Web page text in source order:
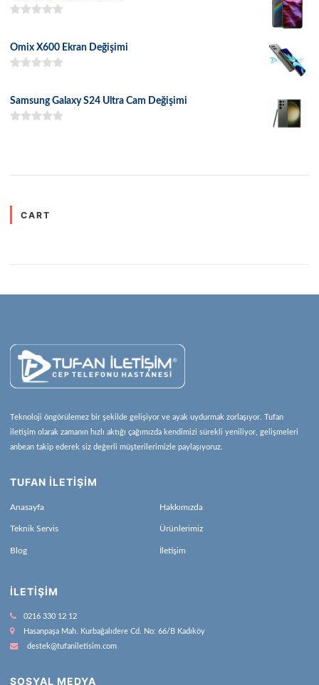
Omix X600 Ekran Değişimi
Samsung Galaxy S24 Ultra Cam Değişimi
CART
Teknoloji öngörülemez bir şekilde gelişiyor ve ayak uydurmak zorlaşıyor. Tufan
iletişim olarak zamanın hızlı aktığı çağımızda kendimizi sürekli yeniliyor, gelişmeleri
anbean takip ederek siz değerli müşterilerimizle paylaşıyoruz.
TUFAN İLETİŞİM
Anasayfa Hakkımızda
Teknik Servis Ürünlerimiz
Blog İletişim
İLETIŞIM
0216 330 12 12
Hasanpaşa Mah. Kurbağalıdere Cd. No: 66/B Kadıköy
destek@tufaniletisim.com
SOSYAL MEDYA